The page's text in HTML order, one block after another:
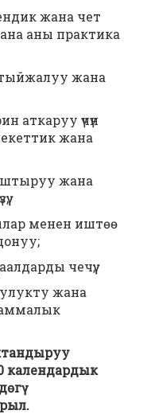
жана чет
аны практика
жана
үчүн
жана
жана
менен иштөө
чечүү;
жана
календардык